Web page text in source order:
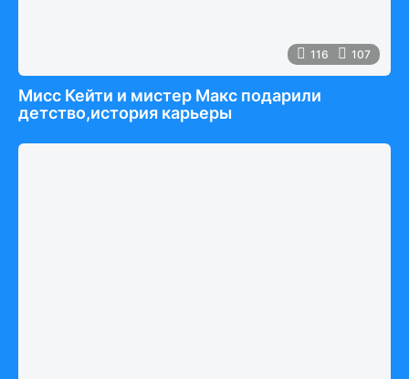
116 107
Мисс Кейти и мистер Макс подарили
детство,история карьеры